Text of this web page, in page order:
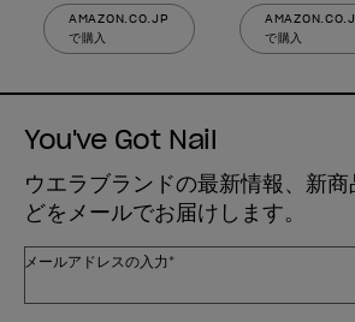
AMAZON.CO.JP
で購入
で購入
You've Got Nail
ウエラブランドの最新情報、新
どをメールでお届けします。
メールアドレスの入力*